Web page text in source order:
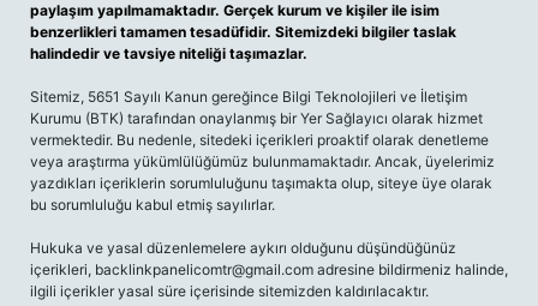
paylaşım yapılmamaktadır. Gerçek kurum ve kişiler ile isim
benzerlikleri tamamen tesadüfidir. Sitemizdeki bilgiler taslak
halindedir ve tavsiye niteliği taşımazlar.
Sitemiz, 5651 Sayılı Kanun gereğince Bilgi Teknolojileri ve İletişim
Kurumu (BTK) tarafından onaylanmış bir Yer Sağlayıcı olarak hizmet
vermektedir. Bu nedenle, sitedeki içerikleri proaktif olarak denetleme
veya araştırma yükümlülüğümüz bulunmamaktadır. Ancak, üyelerimiz
yazdıkları içeriklerin sorumluluğunu taşımakta olup, siteye üye olarak
bu sorumluluğu kabul etmiş sayılırlar.
Hukuka ve yasal düzenlemelere aykırı olduğunu düşündüğünüz
içerikleri, backlinkpanelicomtr@gmail.com adresine bildirmeniz halinde,
ilgili içerikler yasal süre içerisinde sitemizden kaldırılacaktır.